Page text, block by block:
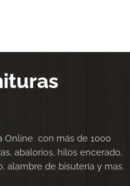
Online con más de 1000
abalorios, hilos encerado,
alambre de bisutería y mas.